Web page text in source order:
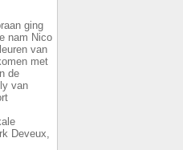
ging
nam Nico
van
met
de
van
Deveux,